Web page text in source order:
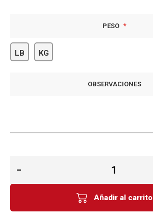
PESO
LB KG
OBSERVACIONES
Añadir al carrito